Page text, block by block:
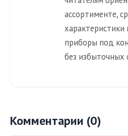
ассортименте,
приборы под
без избыточных
Комментарии (0)